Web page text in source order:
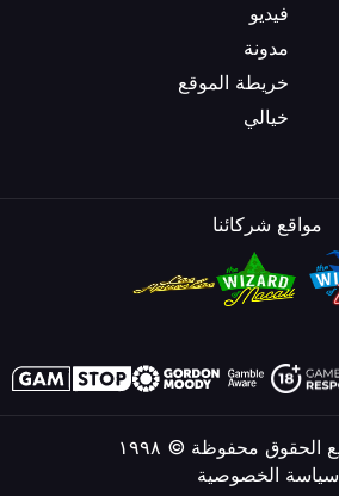
فيديو
مدونة
خريطة الموقع
خيالي
مواقع شركائنا
سياسة الخصوصية